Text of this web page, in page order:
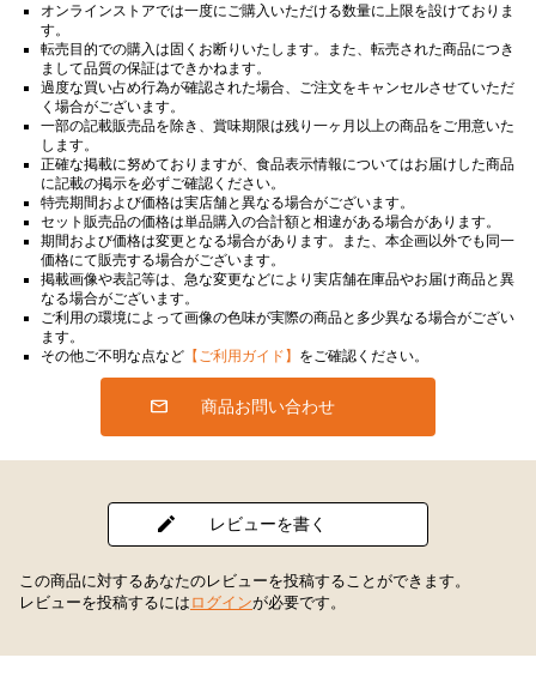
オンラインストアでは一度にご購入いただける数量に上限を設けておりま
す。
転売目的での購入は固くお断りいたします。また、転売された商品につき
まして品質の保証はできかねます。
過度な買い占め行為が確認された場合、ご注文をキャンセルさせていただ
く場合がございます。
一部の記載販売品を除き、賞味期限は残り一ヶ月以上の商品をご用意いた
します。
正確な掲載に努めておりますが、食品表示情報についてはお届けした商品
に記載の掲示を必ずご確認ください。
特売期間および価格は実店舗と異なる場合がございます。
セット販売品の価格は単品購入の合計額と相違がある場合があります。
期間および価格は変更となる場合があります。また、本企画以外でも同一
価格にて販売する場合がございます。
掲載画像や表記等は、急な変更などにより実店舗在庫品やお届け商品と異
なる場合がございます。
ご利用の環境によって画像の色味が実際の商品と多少異なる場合がござい
ます。
その他ご不明な点など 【ご利用ガイド】 をご確認ください。
商品お問い合わせ
レビューを書く
この商品に対するあなたのレビューを投稿することができます。
レビューを投稿するには ログインが必要です。